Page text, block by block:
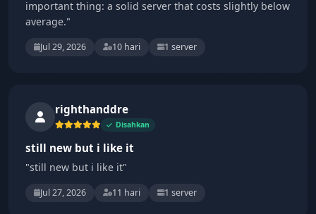
important thing: a solid server that costs slightly below
average."
Jul 29, 2026 10 hari 1 server
righthanddre
Disahkan
still new but i like it
"still new but i like it"
Jul 27, 2026 11 hari 1 server